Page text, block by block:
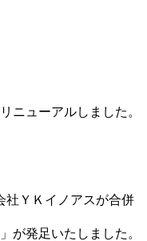
ニューアルしました。
社ＹＫイノアスが合併
が発足いたしました。